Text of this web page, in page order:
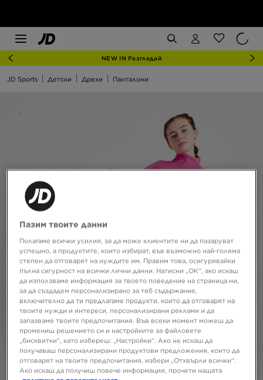
NEW IN Разгледай
JD Sports Детски Дрехи Панталони
Пазим твоите данни
Полагаме всички усилия, за да може клиентите ни да пазаруват
успешно, а продуктите, които избират, във възможно най-голяма
степен да отговарят на нуждите им. Правим това, осигурявайки
пълна сигурност на всички лични данни. Натисни „ОК“, ако искаш
да използваме информация за твоето поведение на страница ни,
за да създадем персонализирано за теб съдържание,
включително да ти предлагаме продукти, които да отговарят на
твоите нужди и интереси, персонализирани реклами и да
запазваме твоите предпочитания. Във всеки момент можеш да
промениш решението си и настройките за файловете
„бисквитки“, като избереш: „Настройки“. Ако не искаш да
получаваш персонализирани продуктови предложения, които да
отговарят на твоите предпочитания, избери „Отхвърли всички“.
Ако искаш да получиш повече информация, прочети нашата